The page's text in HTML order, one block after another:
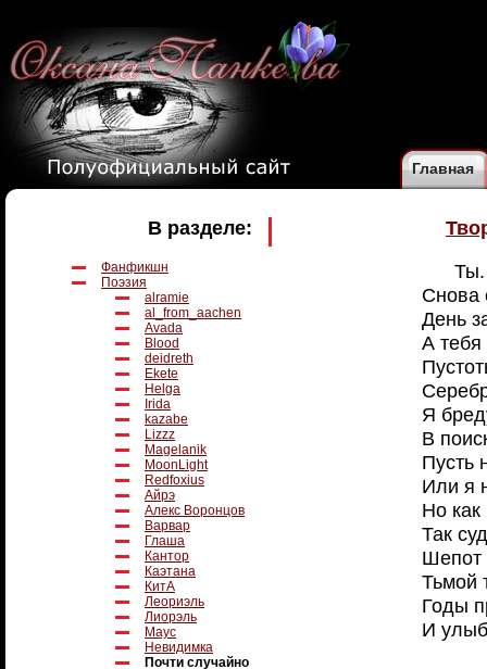
Главная
В разделе:
Фанфикшн
Поэзия
alramie
al_from_aachen
Avada
Blood
deidreth
Ekete
Helga
Irida
kazabe
Lizzz
Magelanik
MoonLight
Redfoxius
Айрэ
Алекс Воронцов
Варвар
Глаша
Кантор
Каэтана
КитА
Леориэль
Лиорэль
Маус
Невидимка
Почти случайно
Ты.
Снова
День
А
Я
В
Пусть
Или я
Но как
Так
Шепот
Тьмой
Годы
И